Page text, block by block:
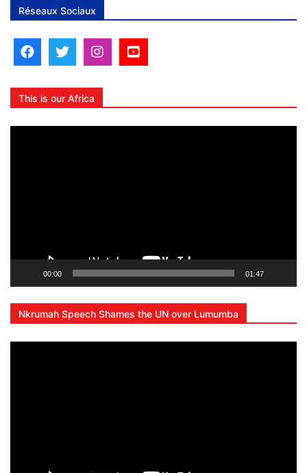
Réseaux Sociaux
This is our Africa
00:00 01:47
Nkrumah Speech Shames the UN over Lumumba